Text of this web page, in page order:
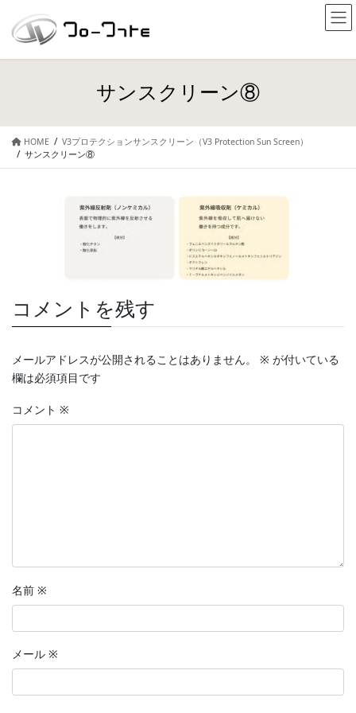
サンスクリーン⑧
HOME
V3プロテクションサンスクリーン（V3 Protection Sun Screen）
サンスクリーン⑧
コメントを残す
メールアドレスが公開されることはありません。 ※ が付いている
欄は必須項目です
コメント ※
名前 ※
メール ※